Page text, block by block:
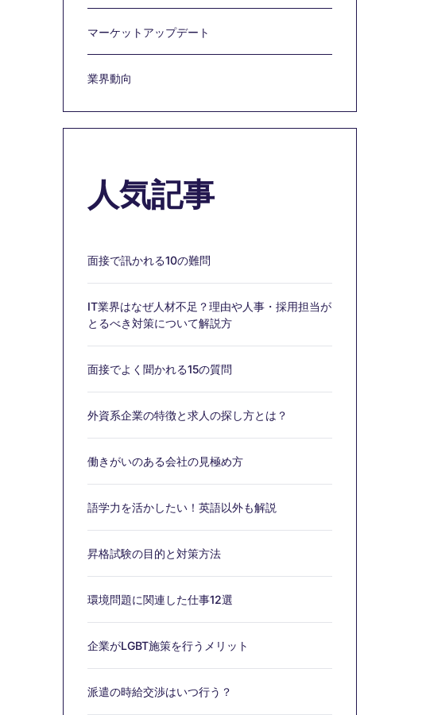
マーケットアップデート
業界動向
人気記事
面接で訊かれる10の難問
IT業界はなぜ人材不足？理由や人事・採用担当が
とるべき対策について解説方
面接でよく聞かれる15の質問
外資系企業の特徴と求人の探し方とは？
働きがいのある会社の見極め方
語学力を活かしたい！英語以外も解説
昇格試験の目的と対策方法
環境問題に関連した仕事12選
企業がLGBT施策を行うメリット
派遣の時給交渉はいつ行う？